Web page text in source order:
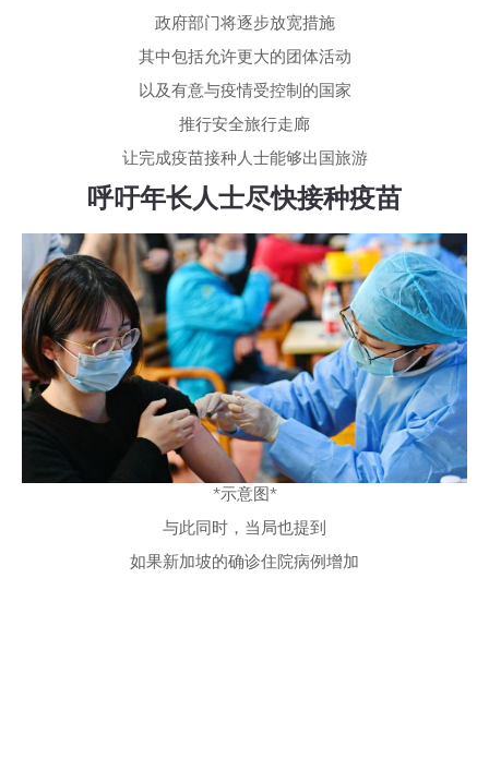
政府部门将逐步放宽措施
其中包括允许更大的团体活动
以及有意与疫情受控制的国家
推行安全旅行走廊
让完成疫苗接种人士能够出国旅游
呼吁年长人士尽快接种疫苗
*示意图*
与此同时，当局也提到
如果新加坡的确诊住院病例增加